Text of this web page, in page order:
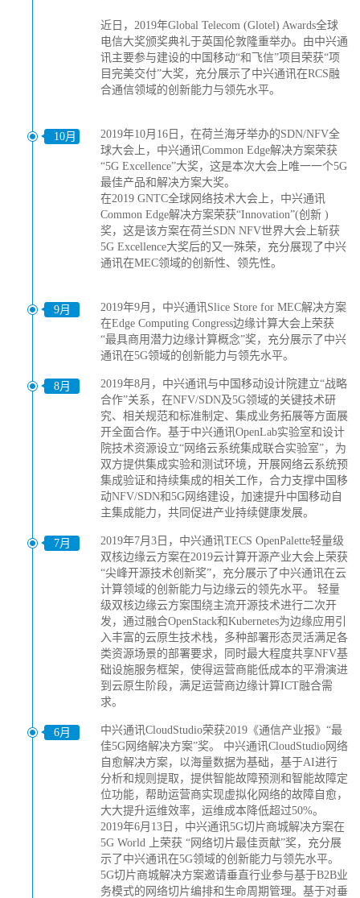
近日，2019年Global Telecom (Glotel) Awards全球
电信大奖颁奖典礼于英国伦敦隆重举办。由中兴通
讯主要参与建设的中国移动“和飞信”项目荣获“项
目完美交付”大奖，充分展示了中兴通讯在RCS融
合通信领域的创新能力与领先水平。
10月
2019年10月16日，在荷兰海牙举办的SDN/NFV全
球大会上，中兴通讯Common Edge解决方案荣获
“5G Excellence”大奖，这是本次大会上唯一一个5G
最佳产品和解决方案大奖。
在2019 GNTC全球网络技术大会上，中兴通讯
Common Edge解决方案荣获“Innovation”(创新 )
奖，这是该方案在荷兰SDN NFV世界大会上斩获
5G Excellence大奖后的又一殊荣，充分展现了中兴
通讯在MEC领域的创新性、领先性。
9月
2019年9月，中兴通讯Slice Store for MEC解决方案
在Edge Computing Congress边缘计算大会上荣获
“最具商用潜力边缘计算概念”奖，充分展示了中兴
通讯在5G领域的创新能力与领先水平。
8月
2019年8月，中兴通讯与中国移动设计院建立“战略
合作”关系，在NFV/SDN及5G领域的关键技术研
究、相关规范和标准制定、集成业务拓展等方面展
开全面合作。基于中兴通讯OpenLab实验室和设计
院技术资源设立“网络云系统集成联合实验室”，为
双方提供集成实验和测试环境，开展网络云系统预
集成验证和持续集成的相关工作，合力支撑中国移
动NFV/SDN和5G网络建设，加速提升中国移动自
主集成能力，共同促进产业持续健康发展。
7月
2019年7月3日，中兴通讯TECS OpenPalette轻量级
双核边缘云方案在2019云计算开源产业大会上荣获
“尖峰开源技术创新奖”，充分展示了中兴通讯在云
计算领域的创新能力与边缘云的领先水平。 轻量
级双核边缘云方案围绕主流开源技术进行二次开
发，通过融合OpenStack和Kubernetes为边缘应用引
入丰富的云原生技术栈，多种部署形态灵活满足各
类资源场景的部署要求，同时最大程度共享NFV基
础设施服务框架，使得运营商能低成本的平滑演进
到云原生阶段，满足运营商边缘计算ICT融合需
求。
6月
中兴通讯CloudStudio荣获2019《通信产业报》“最
佳5G网络解决方案”奖。 中兴通讯CloudStudio网络
自愈解决方案，以海量数据为基础，基于AI进行
分析和规则提取，提供智能故障预测和智能故障定
位功能，帮助运营商实现虚拟化网络的故障自愈，
大大提升运维效率，运维成本降低超过50%。
2019年6月13日，中兴通讯5G切片商城解决方案在
5G World 上荣获 “网络切片最佳贡献”奖，充分展
示了中兴通讯在5G领域的创新能力与领先水平。
5G切片商城解决方案邀请垂直行业参与基于B2B业
务模式的网络切片编排和生命周期管理。基于对垂